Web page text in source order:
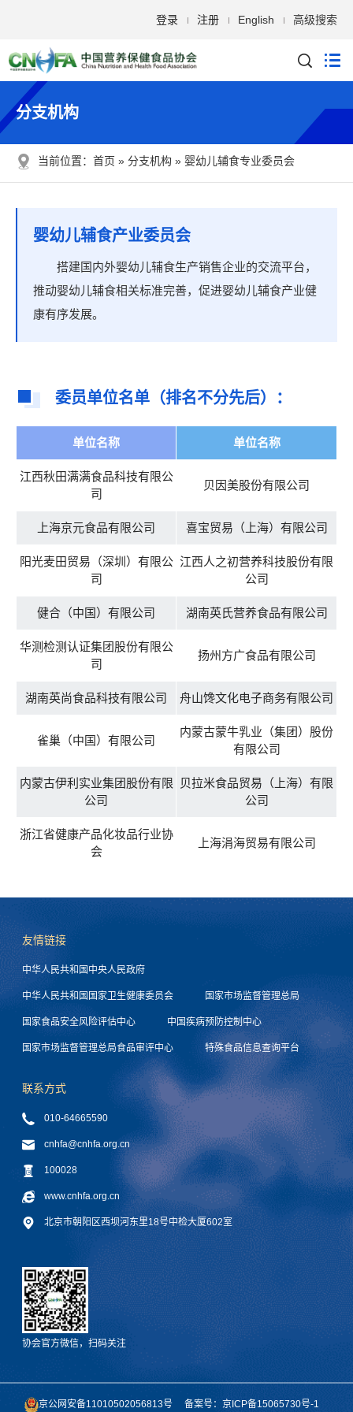
登录 注册 English 高级搜索
分支机构
当前位置： 首页 分支机构 婴幼儿辅食专业委员会
婴幼儿辅食产业委员会
搭建国内外婴幼儿辅食生产销售企业的交流平台，
推动婴幼儿辅食相关标准完善，促进婴幼儿辅食产业健
康有序发展。
委员单位名单（排名不分先后）：
单位名称 单位名称
江西秋田满满食品科技有限公
司
贝因美股份有限公司
上海京元食品有限公司 喜宝贸易（上海）有限公司
阳光麦田贸易（深圳）有限公
司
江西人之初营养科技股份有限
公司
健合（中国）有限公司 湖南英氏营养食品有限公司
华测检测认证集团股份有限公
司
扬州方广食品有限公司
湖南英尚食品科技有限公司 舟山馋文化电子商务有限公司
雀巢（中国）有限公司
内蒙古蒙牛乳业（集团）股份
有限公司
内蒙古伊利实业集团股份有限
公司
贝拉米食品贸易（上海）有限
公司
浙江省健康产品化妆品行业协
会
上海涓海贸易有限公司
友情链接
中华人民共和国中央人民政府
中华人民共和国国家卫生健康委员会 国家市场监督管理总局
国家食品安全风险评估中心 中国疾病预防控制中心
国家市场监督管理总局食品审评中心 特殊食品信息查询平台
联系方式
010-64665590
cnhfa@cnhfa.org.cn
100028
www.cnhfa.org.cn
北京市朝阳区西坝河东里18号中检大厦602室
协会官方微信，扫码关注
京公网安备11010502056813号 备案号：京ICP备15065730号-1